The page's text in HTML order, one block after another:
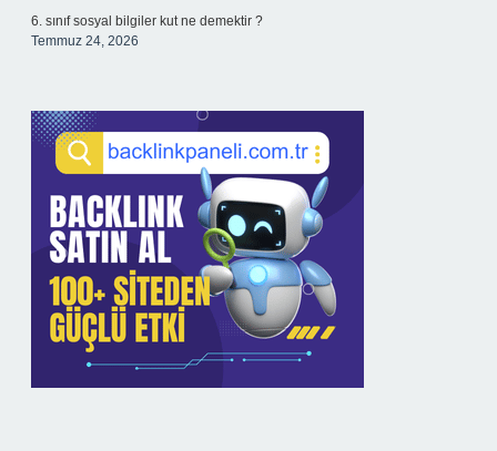
6. sınıf sosyal bilgiler kut ne demektir ?
Temmuz 24, 2026